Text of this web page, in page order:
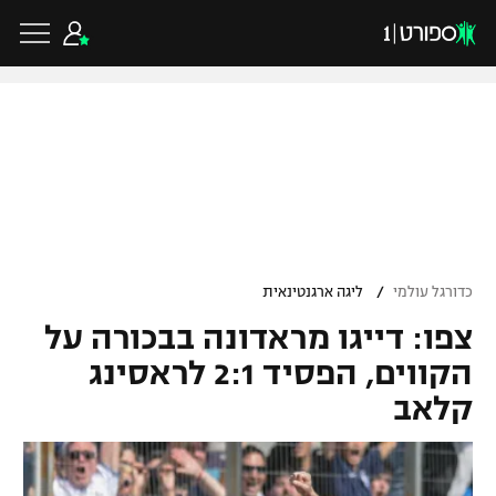
גביע הטוטו
ליגיונרים
גביע המדינה
ליגת האלופות
ליגה אירופית
ליגה אנגלית
כדורסל ישראלי
ליגת ווינר סל
ליגה לאומית
כדורסל עולמי
NBA
כדורגל עולמי / ליגה ארגנטינאית
צפו: דייגו מראדונה בבכורה על
הקווים, הפסיד 2:1 לראסינג
קלאב